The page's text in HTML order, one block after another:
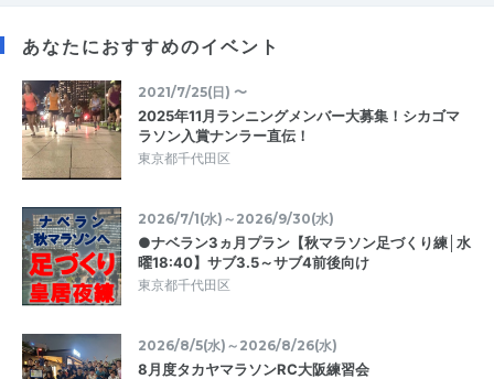
あなたにおすすめのイベント
2021/7/25(日) 〜
2025年11月ランニングメンバー大募集！シカゴマ
ラソン入賞ナンラー直伝！
東京都千代田区
2026/7/1(水)～2026/9/30(水)
●ナベラン3ヵ月プラン【秋マラソン足づくり練│水
曜18:40】サブ3.5～サブ4前後向け
東京都千代田区
2026/8/5(水)～2026/8/26(水)
8月度タカヤマラソンRC大阪練習会